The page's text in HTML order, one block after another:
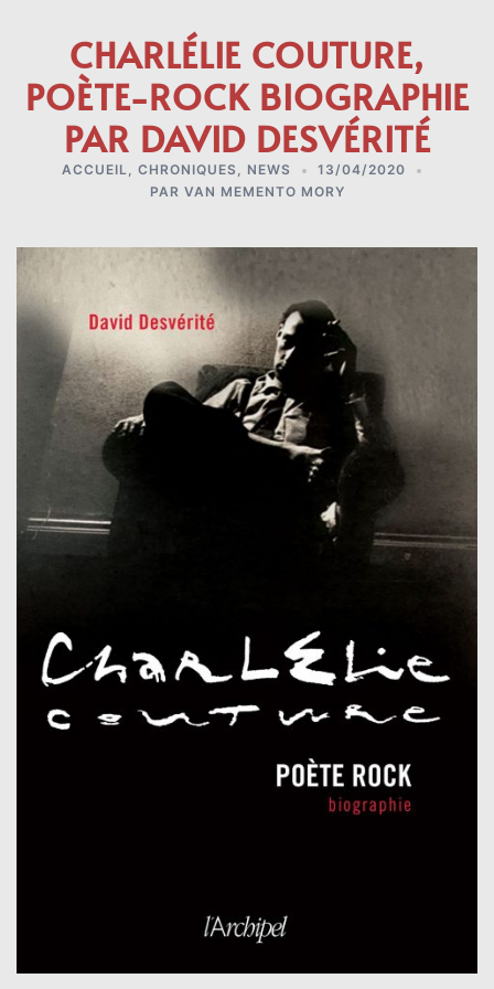
CHARLÉLIE COUTURE,
POÈTE-ROCK BIOGRAPHIE
PAR DAVID DESVÉRITÉ
ACCUEIL, CHRONIQUES , NEWS
13/04/2020
PAR VAN MEMENTO MORY